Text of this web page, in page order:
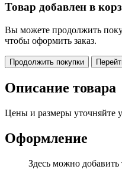
Товар добавлен в
Вы можете продолжить
чтобы оформить заказ.
Продолжить покупки
Описание товара
Цены и размеры уточняйте
Оформление
Здесь можно добавить